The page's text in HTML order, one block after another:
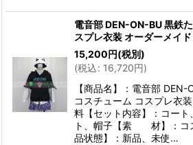
電音部 DEN-ON-BU 黒鉄
スプレ衣装 オーダーメイド
15,200円(税別)
(税込: 16,720円)
【商品名】：電音部
コスチューム コスプレ衣
料【セット内容】：コート
ト、帽子【素 材】：コ
品状態】：新品、未使…